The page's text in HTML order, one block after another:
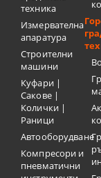
техника
Измервателна
апаратура
Строителни
машини
Куфари |
Сакове |
Колички |
Раници
Автооборудване
Компресори и
пневматични